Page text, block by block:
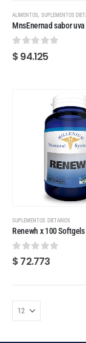
ALIMENTOS, SUPLEMENTOS
MnsEnernad sabor
0 out of 5
$94.125
SUPLEMENTOS DIETARIOS
Renewh x 100 Softgels
0 out of 5
$72.773